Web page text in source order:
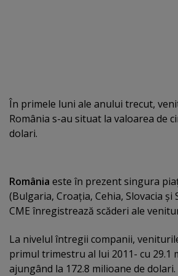
În primele luni ale anului trecut,
România s-au situat la valoarea de
dolari.
România este în prezent singura
(Bulgaria, Croaţia, Cehia, Slovacia şi
CME înregistrează scăderi ale
La nivelul întregii companii,
primul trimestru al lui 2011- cu 29.1
ajungând la 172.8 milioane de dolari.